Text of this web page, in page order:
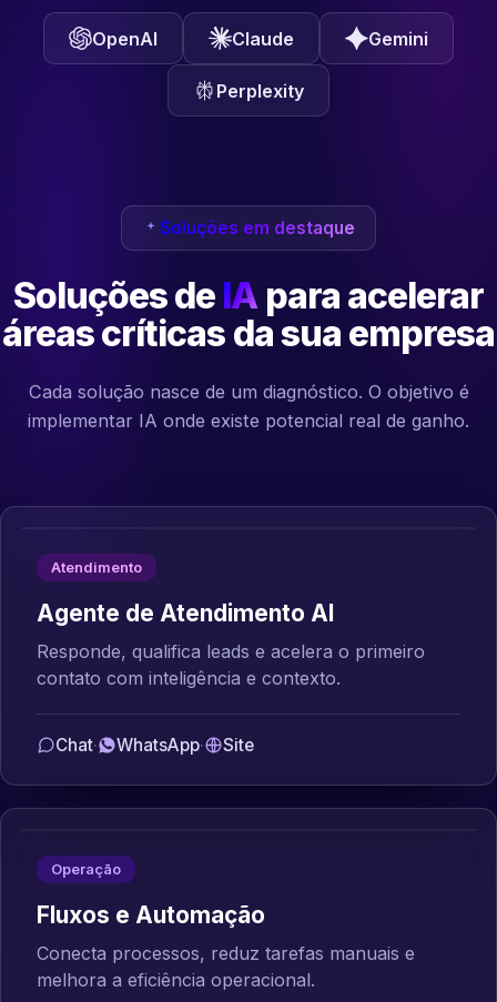
OpenAI Claude Gemini
Perplexity
Soluções em destaque
Soluções de IA para acelerar
áreas críticas da sua empresa
Cada solução nasce de um diagnóstico. O objetivo é
implementar IA onde existe potencial real de ganho.
Atendimento
Agente de Atendimento AI
Responde, qualifica leads e acelera o primeiro
contato com inteligência e contexto.
Chat· WhatsApp· Site
Operação
Fluxos e Automação
Conecta processos, reduz tarefas manuais e
melhora a eficiência operacional.